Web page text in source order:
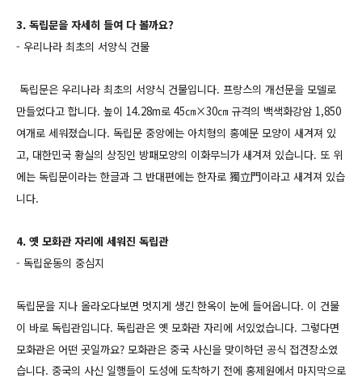
3. 독립문을 자세히 들여 다 볼까요?
- 우리나라 최초의 서양식 건물
독립문은 우리나라 최초의 서양식 건물입니다. 프랑스의 개선문을 모델로
만들었다고 합니다. 높이 14.28m로 45㎝×30㎝ 규격의 백색화강암 1,850
여개로 세워졌습니다. 독립문 중앙에는 아치형의 홍예문 모양이 새겨져 있
고, 대한민국 황실의 상징인 방패모양의 이화무늬가 새겨져 있습니다. 또 위
에는 독립문이라는 한글과 그 반대편에는 한자로 獨立門이라고 새겨져 있습
니다.
4. 옛 모화관 자리에 세워진 독립관
- 독립운동의 중심지
독립문을 지나 올라오다보면 멋지게 생긴 한옥이 눈에 들어옵니다. 이 건물
이 바로 독립관입니다. 독립관은 옛 모화관 자리에 서있었습니다. 그렇다면
모화관은 어떤 곳일까요? 모화관은 중국 사신을 맞이하던 공식 접견장소였
습니다. 중국의 사신 일행들이 도성에 도착하기 전에 홍제원에서 마지막으로